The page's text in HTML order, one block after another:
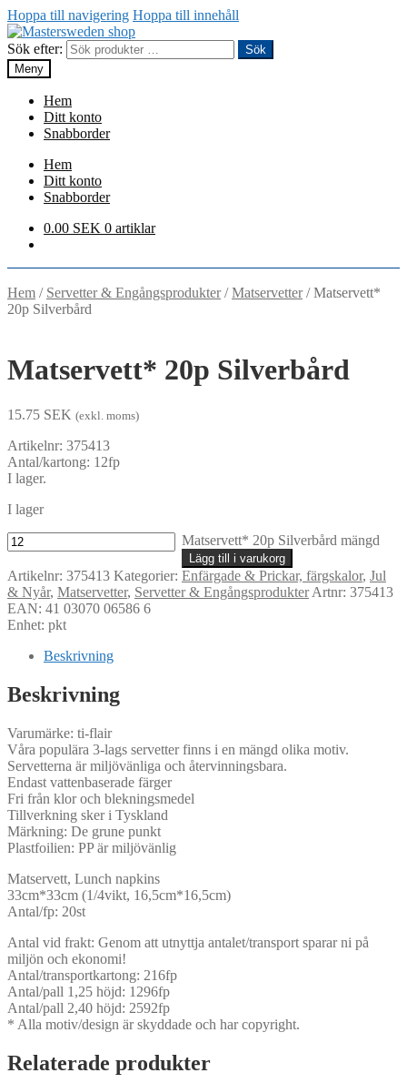
Hoppa till navigering Hoppa till innehåll
Sök efter:
Sök
Meny
Hem
Ditt konto
Snabborder
Hem
Ditt konto
Snabborder
0.00 SEK 0 artiklar
Hem / Servetter & Engångsprodukter/Matservetter/Matservett*
20p Silverbård
Matservett* 20p Silverbård
15.75 SEK (exkl. moms)
Artikelnr: 375413
Antal/kartong: 12fp
I lager.
I lager
Matservett* 20p Silverbård mängd
Lägg till i varukorg
Artikelnr: 375413 Kategorier: Enfärgade & Prickar, färgskalor, Jul
& Nyår, Matservetter, Servetter & EngångsprodukterArtnr: 375413
EAN: 41 03070 06586 6
Enhet: pkt
Beskrivning
Beskrivning
Varumärke: ti-flair
Våra populära 3-lags servetter finns i en mängd olika motiv.
Servetterna är miljövänliga och återvinningsbara.
Endast vattenbaserade färger
Fri från klor och blekningsmedel
Tillverkning sker i Tyskland
Märkning: De grune punkt
Plastfoilien: PP är miljövänlig
Matservett, Lunch napkins
33cm*33cm (1/4vikt, 16,5cm*16,5cm)
Antal/fp: 20st
Antal vid frakt: Genom att utnyttja antalet/transport sparar ni på
miljön och ekonomi!
Antal/transportkartong: 216fp
Antal/pall 1,25 höjd: 1296fp
Antal/pall 2,40 höjd: 2592fp
* Alla motiv/design är skyddade och har copyright.
Relaterade produkter